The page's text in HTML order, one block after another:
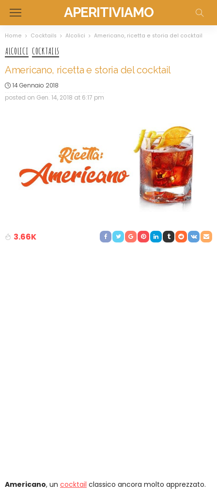
APERITIVIAMO
Home Cocktails Alcolici Americano, ricetta e storia del cocktail
ALCOLICI COCKTAILS
Americano, ricetta e storia del cocktail
14 Gennaio 2018
posted on Gen. 14, 2018 at 6:17 pm
3.66K
Americano, un cocktail classico ancora molto apprezzato.